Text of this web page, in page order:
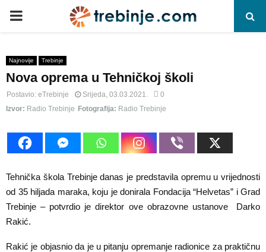
P
I
M
A
R
Y
M
Najnovije Trebinje
Nova oprema u Tehničkoj školi
Postavio: eTrebinje Srijeda, 03.03.2021.
0
Izvor: Radio Trebinje Fotografija: Radio Trebinje
Tehnička škola Trebinje danas je predstavila opremu u vrijednosti
od 35 hiljada maraka, koju je donirala Fondacija “Helvetas” i Grad
Trebinje – potvrdio je direktor ove obrazovne ustanove Darko
Rakić.
Rakić je objasnio da je u pitanju opremanje radionice za praktičnu